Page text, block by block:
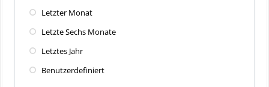
Letzter Monat
Letzte Sechs Monate
Letztes Jahr
Benutzerdefiniert